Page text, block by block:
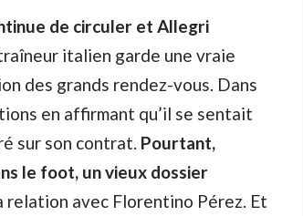
de circuler et Allegri
italien garde une vraie
des grands rendez-vous. Dans
en affirmant qu’il se sentait
sur son contrat. Pourtant,
le foot, un vieux dossier
relation avec Florentino Pérez. Et